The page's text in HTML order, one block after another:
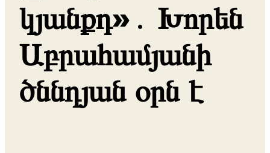
կյանքդ»․ Խորեն
Աբրահամյանի
ծննդյան օրն է